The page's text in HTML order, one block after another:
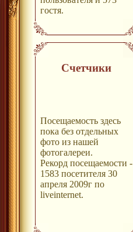
гостя.
Счетчики
Посещаемость здесь
пока без отдельных
фото из нашей
фотогалереи.
Рекорд посещаемости -
1583 посетителя 30
апреля 2009г по
liveinternet.